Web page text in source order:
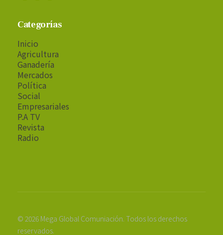
Categorías
Inicio
Agricultura
Ganadería
Mercados
Política
Social
Empresariales
P.A TV
Revista
Radio
© 2026 Mega Global Comuniación. Todos los derechos
reservados.